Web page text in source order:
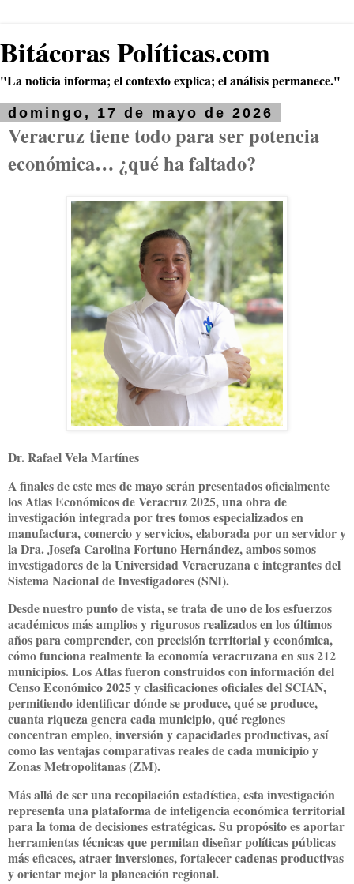
Bitácoras Políticas.com
"La noticia informa; el contexto explica; el análisis permanece."
domingo, 17 de mayo de 2026
Veracruz tiene todo para ser potencia
económica… ¿qué ha faltado?
Dr. Rafael Vela Martínes
A finales de este mes de mayo serán presentados oficialmente
los Atlas Económicos de Veracruz 2025, una obra de
investigación integrada por tres tomos especializados en
manufactura, comercio y servicios, elaborada por un servidor y
la Dra. Josefa Carolina Fortuno Hernández, ambos somos
investigadores de la Universidad Veracruzana e integrantes del
Sistema Nacional de Investigadores (SNI).
Desde nuestro punto de vista, se trata de uno de los esfuerzos
académicos más amplios y rigurosos realizados en los últimos
años para comprender, con precisión territorial y económica,
cómo funciona realmente la economía veracruzana en sus 212
municipios. Los Atlas fueron construidos con información del
Censo Económico 2025 y clasificaciones oficiales del SCIAN,
permitiendo identificar dónde se produce, qué se produce,
cuanta riqueza genera cada municipio, qué regiones
concentran empleo, inversión y capacidades productivas, así
como las ventajas comparativas reales de cada municipio y
Zonas Metropolitanas (ZM).
Más allá de ser una recopilación estadística, esta investigación
representa una plataforma de inteligencia económica territorial
para la toma de decisiones estratégicas. Su propósito es aportar
herramientas técnicas que permitan diseñar políticas públicas
más eficaces, atraer inversiones, fortalecer cadenas productivas
y orientar mejor la planeación regional.